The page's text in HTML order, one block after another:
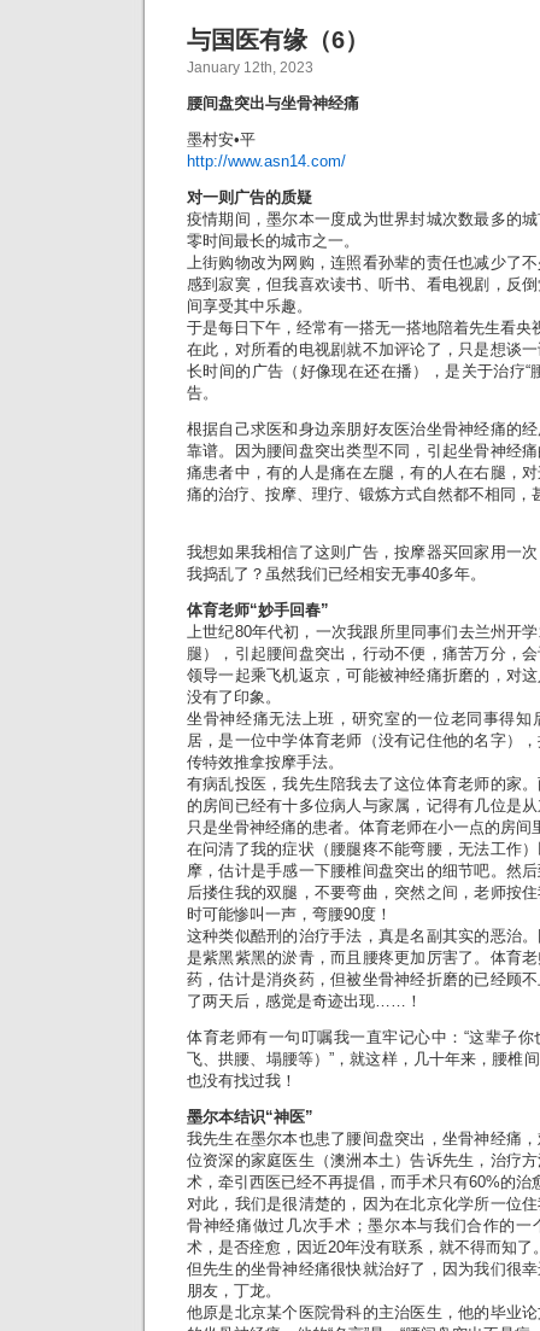
与国医有缘（6）
January 12th, 2023
腰间盘突出与坐骨神经痛
墨村安•平
http://www.asn14.com/
对一则广告的质疑
疫情期间，墨尔本一度成为世界封城次数最多的
零时间最长的城市之一。
上街购物改为网购，连照看孙辈的责任也减少了
感到寂寞，但我喜欢读书、听书、看电视剧，反
间享受其中乐趣。
于是每日下午，经常有一搭无一搭地陪着先生看央
在此，对所看的电视剧就不加评论了，只是想谈
长时间的广告（好像现在还在播），是关于治疗“
告。
根据自己求医和身边亲朋好友医治坐骨神经痛的
靠谱。因为腰间盘突出类型不同，引起坐骨神经
痛患者中，有的人是痛在左腿，有的人在右腿，
痛的治疗、按摩、理疗、锻炼方式自然都不相同，
我想如果我相信了这则广告，按摩器买回家用一
我捣乱了？虽然我们已经相安无事40多年。
体育老师“妙手回春”
上世纪80年代初，一次我跟所里同事们去兰州开
腿），引起腰间盘突出，行动不便，痛苦万分，
领导一起乘飞机返京，可能被神经痛折磨的，对
没有了印象。
坐骨神经痛无法上班，研究室的一位老同事得知
居，是一位中学体育老师（没有记住他的名字）
传特效推拿按摩手法。
有病乱投医，我先生陪我去了这位体育老师的家
的房间已经有十多位病人与家属，记得有几位是
只是坐骨神经痛的患者。体育老师在小一点的房间
在问清了我的症状（腰腿疼不能弯腰，无法工作
摩，估计是手感一下腰椎间盘突出的细节吧。然
后搂住我的双腿，不要弯曲，突然之间，老师按
时可能惨叫一声，弯腰90度！
这种类似酷刑的治疗手法，真是名副其实的恶治
是紫黑紫黑的淤青，而且腰疼更加厉害了。体育
药，估计是消炎药，但被坐骨神经折磨的已经顾
了两天后，感觉是奇迹出现……！
体育老师有一句叮嘱我一直牢记心中：“这辈子
飞、拱腰、塌腰等）”，就这样，几十年来，腰椎
也没有找过我！
墨尔本结识“神医”
我先生在墨尔本也患了腰间盘突出，坐骨神经痛
位资深的家庭医生（澳洲本土）告诉先生，治疗
术，牵引西医已经不再提倡，而手术只有60%的
对此，我们是很清楚的，因为在北京化学所一位
骨神经痛做过几次手术；墨尔本与我们合作的一
术，是否痊愈，因近20年没有联系，就不得而知了
但先生的坐骨神经痛很快就治好了，因为我们很
朋友，丁龙。
他原是北京某个医院骨科的主治医生，他的毕业